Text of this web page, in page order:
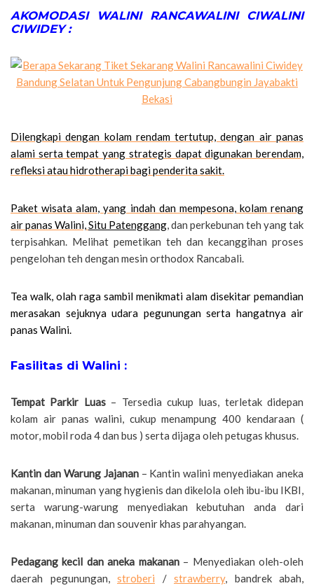
AKOMODASI WALINI RANCAWALINI CIWALINI
CIWIDEY :
Dilengkapi dengan kolam rendam tertutup, dengan air panas
alami serta tempat yang strategis dapat digunakan berendam,
refleksi atau hidrotherapi bagi penderita sakit.
Paket wisata alam, yang indah dan mempesona, kolam renang
air panas Walini,Situ Patenggang, dan perkebunan teh yang tak
terpisahkan. Melihat pemetikan teh dan kecanggihan proses
pengelohan teh dengan mesin orthodox Rancabali.
Tea walk, olah raga sambil menikmati alam disekitar pemandian
merasakan sejuknya udara pegunungan serta hangatnya air
panas Walini.
Fasilitas di Walini :
Tempat Parkir Luas– Tersedia cukup luas, terletak didepan
kolam air panas walini, cukup menampung 400 kendaraan (
motor, mobil roda 4 dan bus ) serta dijaga oleh petugas khusus.
Kantin dan Warung Jajanan– Kantin walini menyediakan aneka
makanan, minuman yang hygienis dan dikelola oleh ibu-ibu IKBI,
serta warung-warung menyediakan kebutuhan anda dari
makanan, minuman dan souvenir khas parahyangan.
Pedagang kecil dan aneka makanan– Menyediakan oleh-oleh
daerah pegunungan, stroberi / strawberry, bandrek abah,